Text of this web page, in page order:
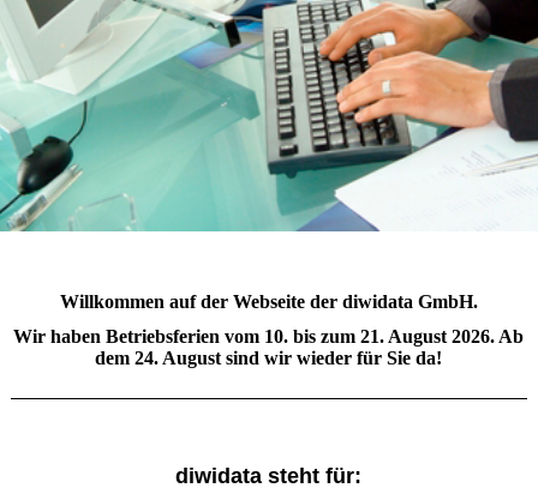
Willkommen auf der Webseite der diwidata GmbH.
Wir haben Betriebsferien vom 10. bis zum 21. August 2026. Ab
dem 24. August sind wir wieder für Sie da!
diwidata steht für: